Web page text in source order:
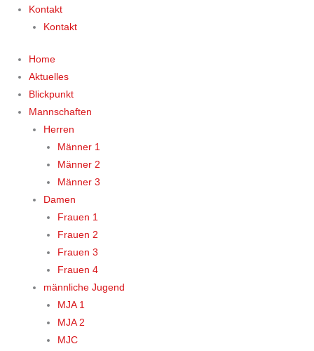
Kontakt
Kontakt
Home
Aktuelles
Blickpunkt
Mannschaften
Herren
Männer 1
Männer 2
Männer 3
Damen
Frauen 1
Frauen 2
Frauen 3
Frauen 4
männliche Jugend
MJA 1
MJA 2
MJC